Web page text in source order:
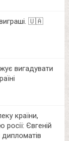
🇺🇦
вигадувати
країни,
росії: Євгеній